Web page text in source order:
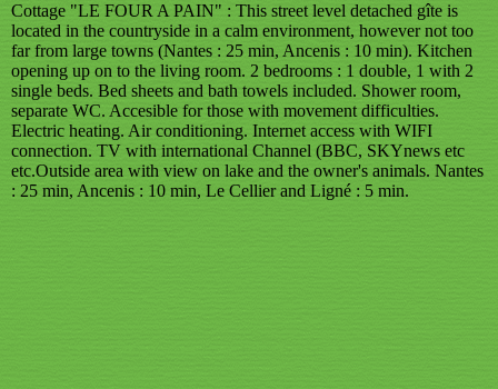
Cottage "LE FOUR A PAIN" : This street level detached gîte is
located in the countryside in a calm environment, however not too
far from large towns (Nantes : 25 min, Ancenis : 10 min). Kitchen
opening up on to the living room. 2 bedrooms : 1 double, 1 with 2
single beds. Bed sheets and bath towels included. Shower room,
separate WC. Accesible for those with movement difficulties.
Electric heating. Air conditioning. Internet access with WIFI
connection. TV with international Channel (BBC, SKYnews etc
etc.Outside area with view on lake and the owner's animals. Nantes
: 25 min, Ancenis : 10 min, Le Cellier and Ligné : 5 min.